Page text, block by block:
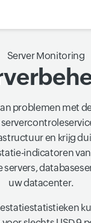
problemen met
en krijg
indicatoren
uw datacenter.